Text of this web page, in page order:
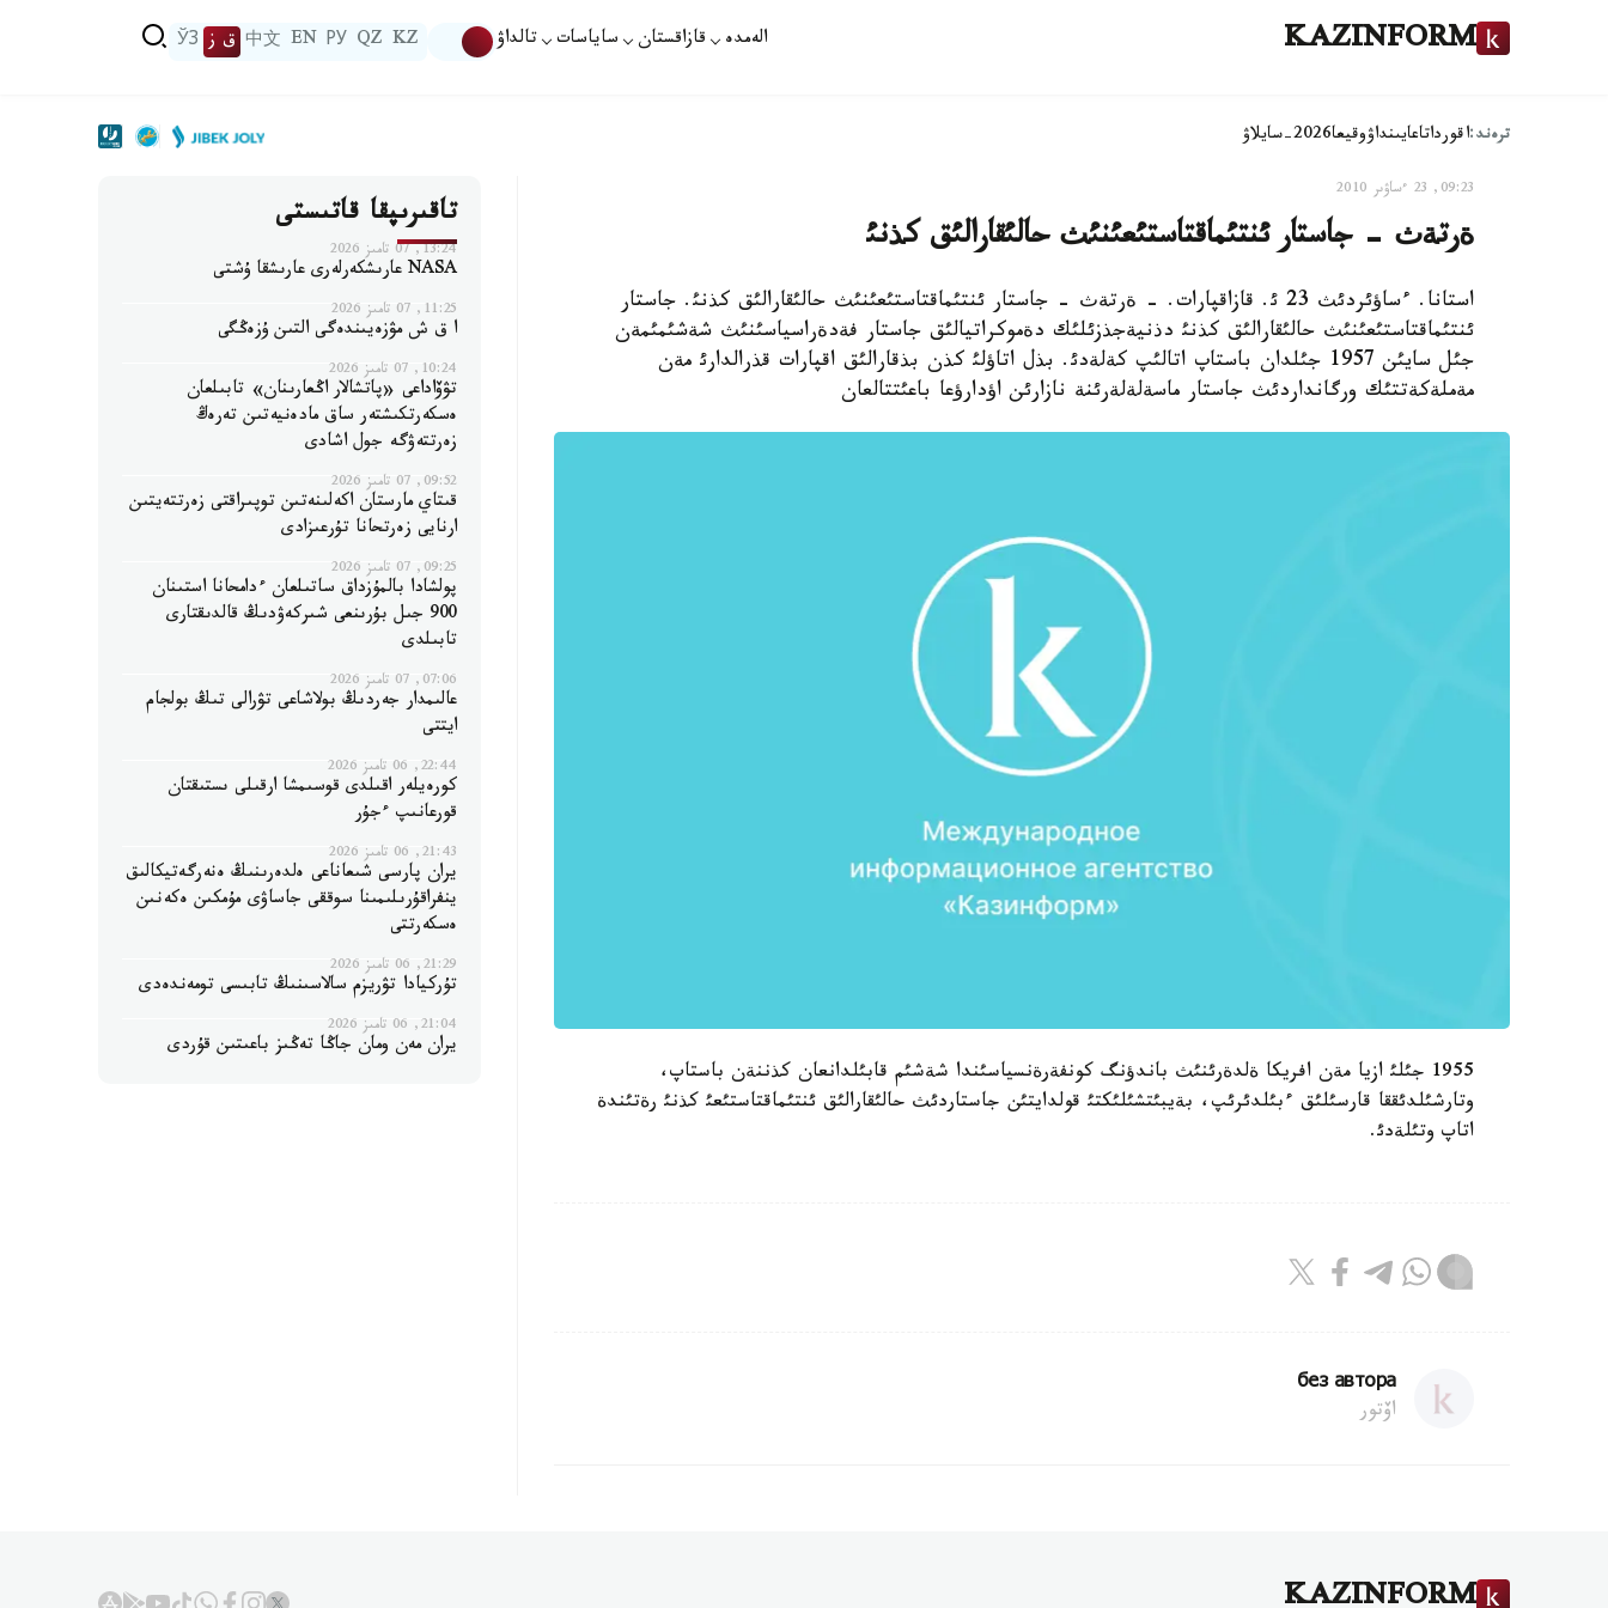
KAZINFORM الەمدە قازاقستان ساياسات تالداۋ KZ
QZ
РУ
EN
中文 ق ز ЎЗ
ترەند:اقورداتاعايىنداۋوقيعا2026-سايلاۋ
09:23, 23 ءساۋىر 2010
ةرتةث - جاستار ئنتئماقتاستئعئنئث حالئقارالئق كذنئ
استانا. ءساؤئردئث 23 ئ. قازاقپارات. - ةرتةث - جاستار ئنتئماقتاستئعئنئث حالئقارالئق كذنئ. جاستار
ئنتئماقتاستئعئنئث حالئقارالئق كذنئ دذنيةجذزئلئك دةموكراتيالئق جاستار فةدةراسياسئنئث شةشئمئمةن
جئل سايئن 1957 جئلدان باستاپ اتالئپ كةلةدئ. بذل اتاؤلئ كذن بذقارالئق اقپارات قذرالدارئ مةن
مةملةكةتتئك ورگانداردئث جاستار ماسةلةلةرئنة نازارئن اؤدارؤعا باعئتتالعان
1955 جئلئ ازيا مةن افريكا ةلدةرئنئث باندؤنگ كونفةرةنسياسئندا شةشئم قابئلدانعان كذننةن باستاپ،
وتارشئلدئققا قارسئلئق ءبئلدئرئپ، بةيبئتشئلئكتئ قولدايتئن جاستاردئث حالئقارالئق ئنتئماقتاستئعئ كذنئ رةتئندة
اتاپ وتئلةدئ.
без автора
اۆتور
تاقىرىپقا قاتىستى
13:24, 07 تامىز 2026
NASA عارىشكەرلەرى عارىشقا ۇشتى
11:25, 07 تامىز 2026
ا ق ش مۋزەيىندەگى التىن ۇزەڭگى
10:24, 07 تامىز 2026
تۋۆاداعى «پاتشالار اڭعارىنان» تابىلعان
ەسكەرتكىشتەر ساق مادەنيەتىن تەرەڭ
زەرتتەۋگە جول اشادى
09:52, 07 تامىز 2026
قىتاي مارستان اكەلىنەتىن توپىراقتى زەرتتەيتىن
ارنايى زەرتحانا تۇرعىزادى
09:25, 07 تامىز 2026
پولشادا بالمۇزداق ساتىلعان ءدامحانا استىنان
900 جىل بۇرىنعى شىركەۋدىڭ قالدىقتارى
تابىلدى
07:06, 07 تامىز 2026
عالىمدار جەردىڭ بولاشاعى تۋرالى تىڭ بولجام
ايتتى
22:44, 06 تامىز 2026
كورەيلەر اقىلدى قوسىمشا ارقىلى ىستىقتان
قورعانىپ ءجۇر
21:43, 06 تامىز 2026
يران پارسى شىعاناعى ەلدەرىنىڭ ەنەرگەتيكالىق
ينفراقۇرىلىمىنا سوققى جاساۋى مۇمكىن ەكەنىن
ەسكەرتتى
21:29, 06 تامىز 2026
تۇركيادا تۋريزم سالاسىنىڭ تابىسى تومەندەدى
21:04, 06 تامىز 2026
يران مەن ومان جاڭا تەڭىز باعىتىن قۇردى